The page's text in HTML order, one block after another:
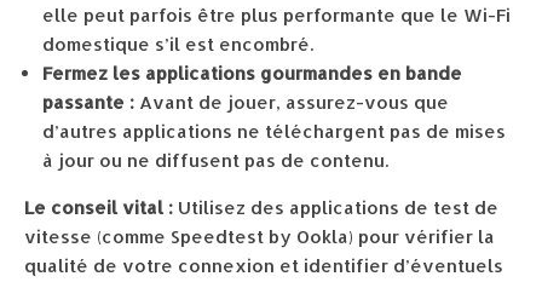
elle peut parfois être plus performante que le Wi-Fi
domestique s’il est encombré.
Fermez les applications gourmandes en bande
passante : Avant de jouer, assurez-vous que
d’autres applications ne téléchargent pas de mises
à jour ou ne diffusent pas de contenu.
Le conseil vital : Utilisez des applications de test de
vitesse (comme Speedtest by Ookla) pour vérifier la
qualité de votre connexion et identifier d’éventuels